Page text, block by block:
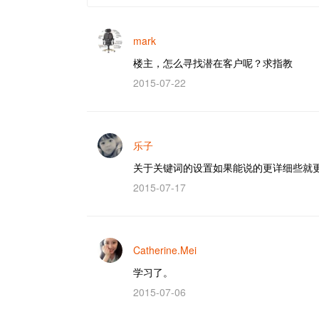
mark
楼主，怎么寻找潜在客户呢？求指教
2015-07-22
乐子
关于关键词的设置如果能说的更详细些就
2015-07-17
Catherine.Mei
学习了。
2015-07-06